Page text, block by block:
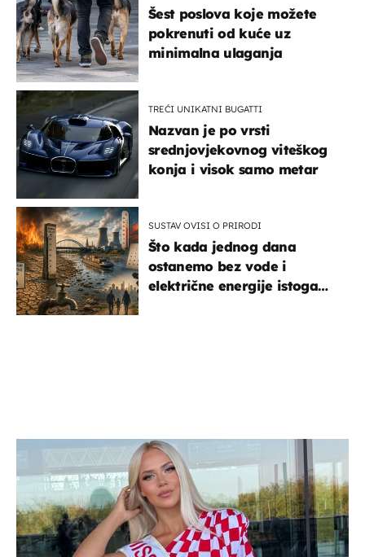
Šest poslova koje možete
pokrenuti od kuće uz
minimalna ulaganja
TREĆI UNIKATNI BUGATTI
Nazvan je po vrsti
srednjovjekovnog viteškog
konja i visok samo metar
SUSTAV OVISI O PRIRODI
Što kada jednog dana
ostanemo bez vode i
električne energije istoga